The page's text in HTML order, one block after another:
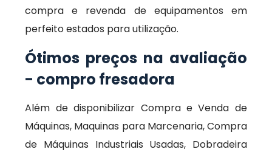
compra e revenda de equipamentos em
perfeito estados para utilização.
Ótimos preços na avaliação
- compro fresadora
Além de disponibilizar Compra e Venda de
Máquinas, Maquinas para Marcenaria, Compra
de Máquinas Industriais Usadas, Dobradeira